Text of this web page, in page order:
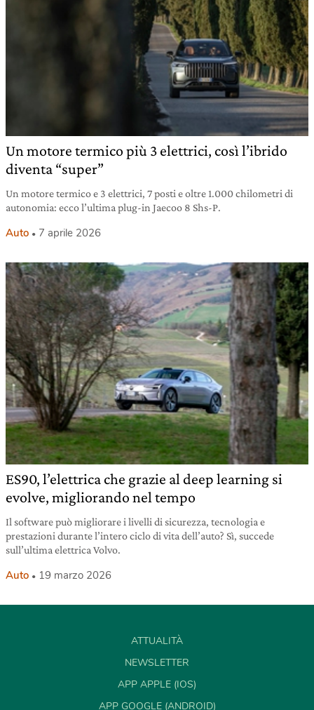
Un motore termico più 3 elettrici, così l’ibrido
diventa “super”
Un motore termico e 3 elettrici, 7 posti e oltre 1.000 chilometri di
autonomia: ecco l’ultima plug-in Jaecoo 8 Shs-P.
Auto 7 aprile 2026
ES90, l’elettrica che grazie al deep learning si
evolve, migliorando nel tempo
Il software può migliorare i livelli di sicurezza, tecnologia e
prestazioni durante l’intero ciclo di vita dell’auto? Sì, succede
sull’ultima elettrica Volvo.
Auto 19 marzo 2026
ATTUALITÀ
NEWSLETTER
APP APPLE (IOS)
APP GOOGLE (ANDROID)